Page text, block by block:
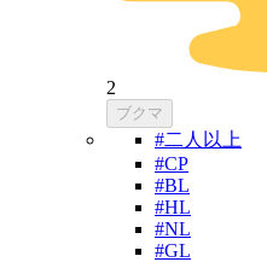
2
ブクマ
#二人以上
#CP
#BL
#HL
#NL
#GL